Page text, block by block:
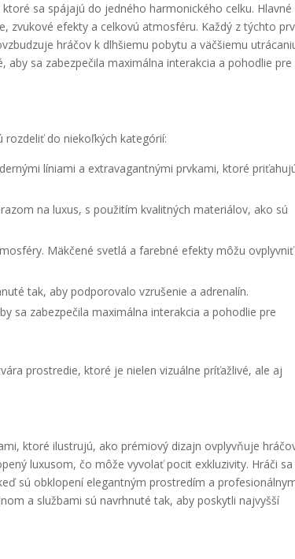
sa spájajú do jedného harmonického celku. Hlavné
zvukové efekty a celkovú atmosféru. Každý z týchto
hráčov k dlhšiemu pobytu a väčšiemu
sa zabezpečila maximálna interakcia a pohodlie pre
rozdeliť do niekoľkých kategórií:
líniami a extravagantnými prvkami, ktoré
na luxus, s použitím kvalitných materiálov, ako sú
Mäkčené svetlá a farebné efekty môžu ovplyvniť
tak, aby podporovalo vzrušenie a adrenalín.
sa zabezpečila maximálna interakcia a pohodlie pre
prostredie, ktoré je nielen vizuálne príťažlivé, ale aj
ktoré ilustrujú, ako prémiový dizajn ovplyvňuje
luxusom, čo môže vyvolať pocit exkluzivity. Hráči sa
sú obklopení elegantným prostredím a
a službami sú navrhnuté tak, aby poskytli najvyšší